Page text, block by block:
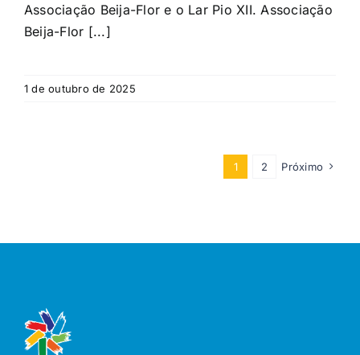
Associação Beija-Flor e o Lar Pio XII. Associação
Beija-Flor [...]
1 de outubro de 2025
1 2 Próximo